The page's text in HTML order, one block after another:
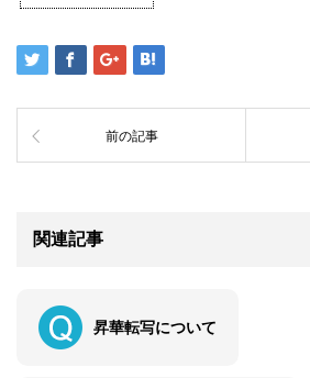
前の記事
関連記事
昇華転写について